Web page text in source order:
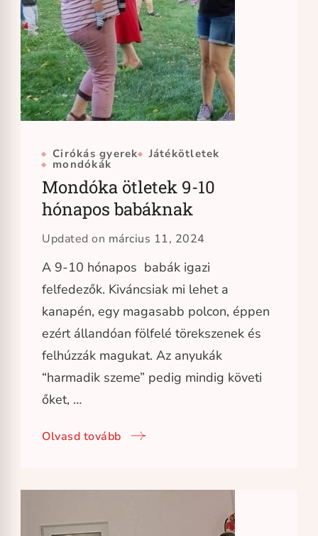
Cirókás gyerek Játékötletek
mondókák
Mondóka ötletek 9-10
hónapos babáknak
Updated on március 11, 2024
A 9-10 hónapos babák igazi
felfedezők. Kiváncsiak mi lehet a
kanapén, egy magasabb polcon, éppen
ezért állandóan fölfelé törekszenek és
felhúzzák magukat. Az anyukák
“harmadik szeme” pedig mindig követi
őket, …
Olvasd tovább